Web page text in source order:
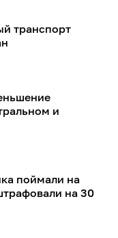
транспорт
и
поймали на
на 30